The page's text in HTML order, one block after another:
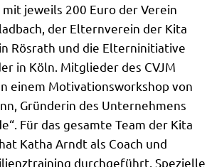
jeweils 200 Euro der Verein
der Elternverein der Kita
Rösrath und die Elterninitiative
in Köln. Mitglieder des CVJM
einem Motivationsworkshop von
Gründerin des Unternehmens
Für das gesamte Team der Kita
Katha Arndt als Coach und
durchgeführt. Spezielle